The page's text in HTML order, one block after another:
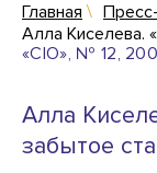
Главная
Алла Киселева.
«CIO», № 12,
Алла
забытое